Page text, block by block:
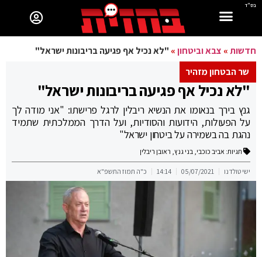
בס"ד
חדשות» צבא וביטחון» "לא נכיל אף פגיעה בריבונות ישראל"
שר הבטחון מזהיר
"לא נכיל אף פגיעה בריבונות ישראל"
גנץ בירך בנאומו את הנשיא ריבלין לרגל פרישתו: "אני מודה לך
על הפעולות, הידועות והסודיות, ועל הדרך הממלכתית שתמיד
נהגת בה בשמירה על ביטחון ישראל"
תגיות: אביב כוכבי, בני גנץ, ראובן ריבלין
ישי טולדנו 05/07/2021
14:14 כ"ה תמוז התשפ"א